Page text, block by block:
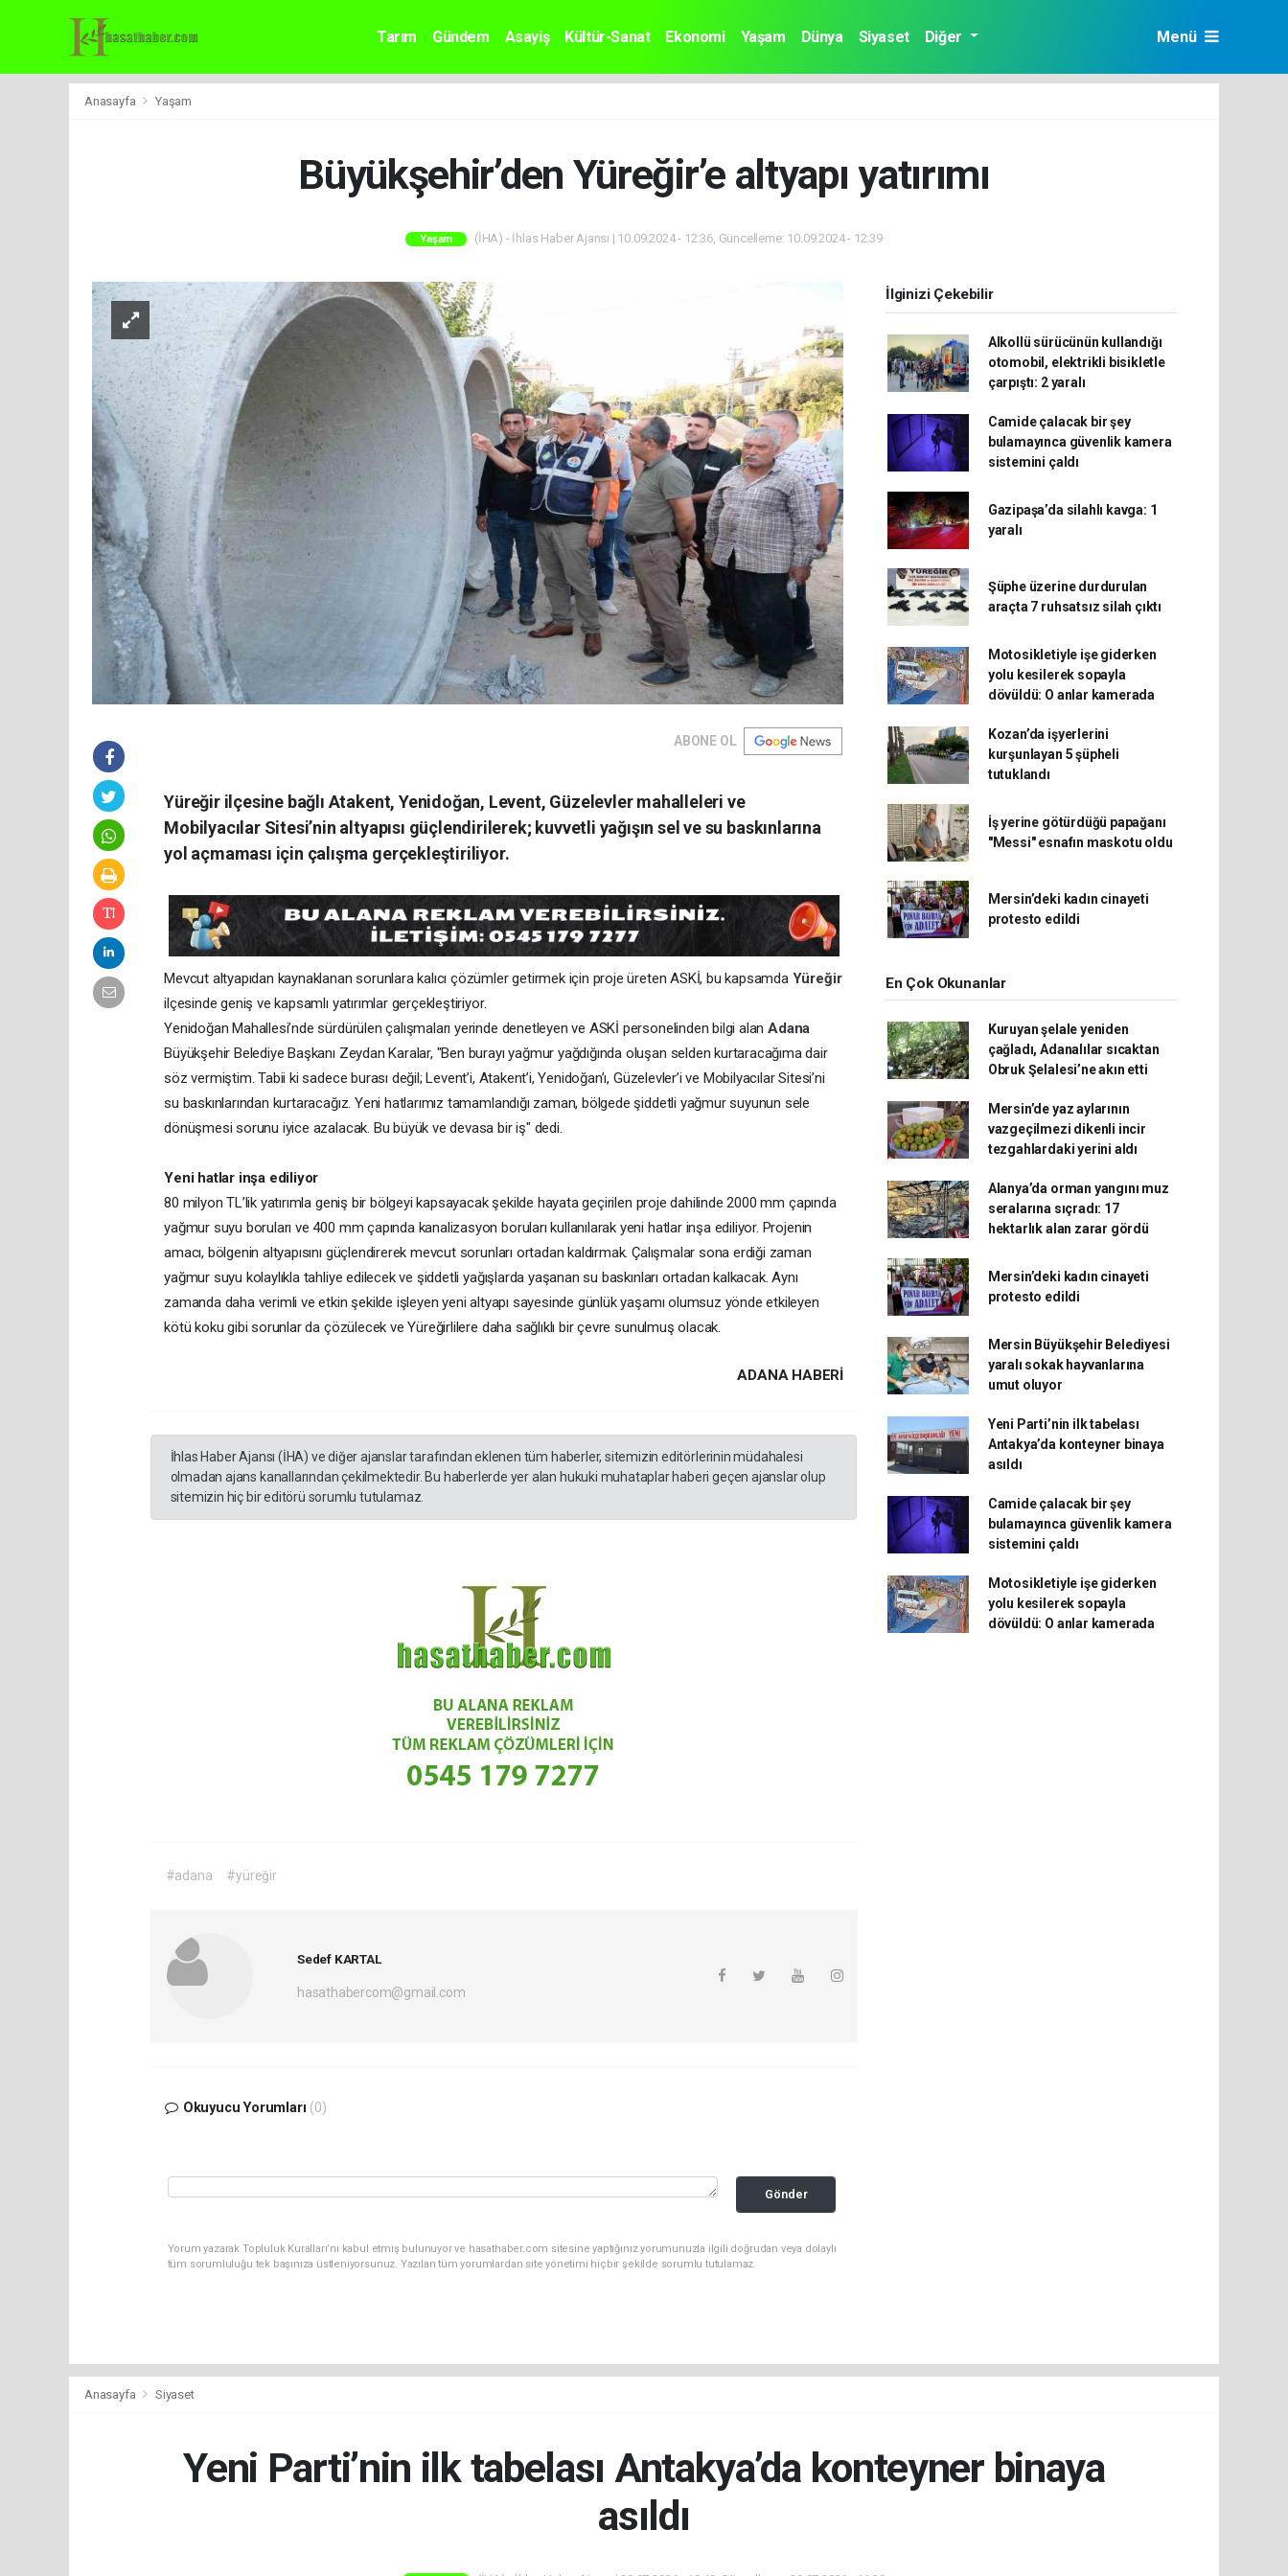
Tarım Gündem Asayiş Kültür-Sanat Ekonomi Yaşam Dünya Siyaset Diğer Menü
Anasayfa Yaşam
Büyükşehir’den Yüreğir’e altyapı yatırımı
Yaşam (İHA) - İhlas Haber Ajansı | 10.09.2024 - 12:36, Güncelleme: 10.09.2024 - 12:39
ABONE OL
Yüreğir ilçesine bağlı Atakent, Yenidoğan, Levent, Güzelevler mahalleleri ve
Mobilyacılar Sitesi’nin altyapısı güçlendirilerek; kuvvetli yağışın sel ve su baskınlarına
yol açmaması için çalışma gerçekleştiriliyor.
Mevcut altyapıdan kaynaklanan sorunlara kalıcı çözümler getirmek için proje üreten ASKİ, bu kapsamda Yüreğir
ilçesinde geniş ve kapsamlı yatırımlar gerçekleştiriyor.
Yenidoğan Mahallesi’nde sürdürülen çalışmaları yerinde denetleyen ve ASKİ personelinden bilgi alanAdana
Büyükşehir Belediye Başkanı Zeydan Karalar, "Ben burayı yağmur yağdığında oluşan selden kurtaracağıma dair
söz vermiştim. Tabii ki sadece burası değil; Levent’i, Atakent’i, Yenidoğan’ı, Güzelevler’i ve Mobilyacılar Sitesi’ni
su baskınlarından kurtaracağız. Yeni hatlarımız tamamlandığı zaman, bölgede şiddetli yağmur suyunun sele
dönüşmesi sorunu iyice azalacak. Bu büyük ve devasa bir iş" dedi.
Yeni hatlar inşa ediliyor
80 milyon TL’lik yatırımla geniş bir bölgeyi kapsayacak şekilde hayata geçirilen proje dahilinde 2000 mm çapında
yağmur suyu boruları ve 400 mm çapında kanalizasyon boruları kullanılarak yeni hatlar inşa ediliyor. Projenin
amacı, bölgenin altyapısını güçlendirerek mevcut sorunları ortadan kaldırmak. Çalışmalar sona erdiği zaman
yağmur suyu kolaylıkla tahliye edilecek ve şiddetli yağışlarda yaşanan su baskınları ortadan kalkacak. Aynı
zamanda daha verimli ve etkin şekilde işleyen yeni altyapı sayesinde günlük yaşamı olumsuz yönde etkileyen
kötü koku gibi sorunlar da çözülecek ve Yüreğirlilere daha sağlıklı bir çevre sunulmuş olacak.
ADANA HABERİ
İhlas Haber Ajansı (İHA) ve diğer ajanslar tarafından eklenen tüm haberler, sitemizin editörlerinin müdahalesi
olmadan ajans kanallarından çekilmektedir. Bu haberlerde yer alan hukuki muhataplar haberi geçen ajanslar olup
sitemizin hiç bir editörü sorumlu tutulamaz.
#adana #yüreğir
Sedef KARTAL
hasathabercom@gmail.com
Okuyucu Yorumları (0)
Gönder
Yorum yazarak Topluluk Kuralları’nı kabul etmiş bulunuyor ve hasathaber.com sitesine yaptığınız yorumunuzla ilgili doğrudan veya dolaylı
tüm sorumluluğu tek başınıza üstleniyorsunuz. Yazılan tüm yorumlardan site yönetimi hiçbir şekilde sorumlu tutulamaz.
İlginizi Çekebilir
Alkollü sürücünün kullandığı
otomobil, elektrikli bisikletle
çarpıştı: 2 yaralı
Camide çalacak bir şey
bulamayınca güvenlik kamera
sistemini çaldı
Gazipaşa’da silahlı kavga: 1
yaralı
Şüphe üzerine durdurulan
araçta 7 ruhsatsız silah çıktı
Motosikletiyle işe giderken
yolu kesilerek sopayla
dövüldü: O anlar kamerada
Kozan’da işyerlerini
kurşunlayan 5 şüpheli
tutuklandı
İş yerine götürdüğü papağanı
"Messi" esnafın maskotu oldu
Mersin’deki kadın cinayeti
protesto edildi
En Çok Okunanlar
Kuruyan şelale yeniden
çağladı, Adanalılar sıcaktan
Obruk Şelalesi’ne akın etti
Mersin’de yaz aylarının
vazgeçilmezi dikenli incir
tezgahlardaki yerini aldı
Alanya’da orman yangını muz
seralarına sıçradı: 17
hektarlık alan zarar gördü
Mersin’deki kadın cinayeti
protesto edildi
Mersin Büyükşehir Belediyesi
yaralı sokak hayvanlarına
umut oluyor
Yeni Parti’nin ilk tabelası
Antakya’da konteyner binaya
asıldı
Camide çalacak bir şey
bulamayınca güvenlik kamera
sistemini çaldı
Motosikletiyle işe giderken
yolu kesilerek sopayla
dövüldü: O anlar kamerada
Anasayfa Siyaset
Yeni Parti’nin ilk tabelası Antakya’da konteyner binaya
asıldı